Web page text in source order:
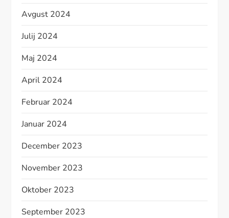
Avgust 2024
Julij 2024
Maj 2024
April 2024
Februar 2024
Januar 2024
December 2023
November 2023
Oktober 2023
September 2023